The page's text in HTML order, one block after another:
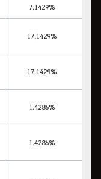
7.1429%
17.1429%
17.1429%
1.4286%
1.4286%